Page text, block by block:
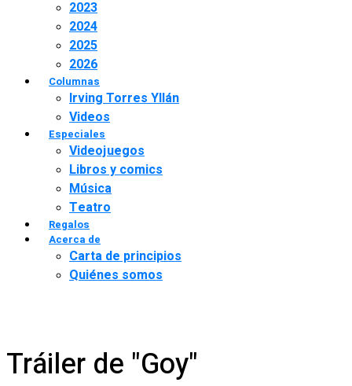
2023
2024
2025
2026
Columnas
Irving Torres Yllán
Videos
Especiales
Videojuegos
Libros y comics
Música
Teatro
Regalos
Acerca de
Carta de principios
Quiénes somos
Tráiler de "Goy"